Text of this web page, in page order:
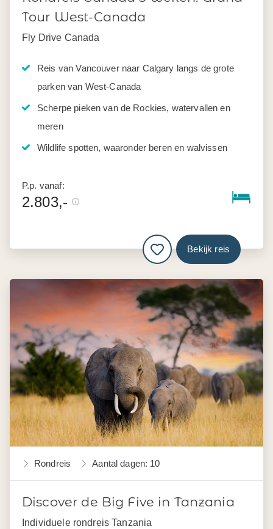
Tour West-Canada
Fly Drive Canada
Reis van Vancouver naar Calgary langs de grote
parken van West-Canada
Scherpe pieken van de Rockies, watervallen en
meren
Wildlife spotten, waaronder beren en walvissen
P.p. vanaf:
2.803,-
Bekijk reis
Rondreis Aantal dagen: 10
Discover de Big Five in Tanzania
Individuele rondreis Tanzania